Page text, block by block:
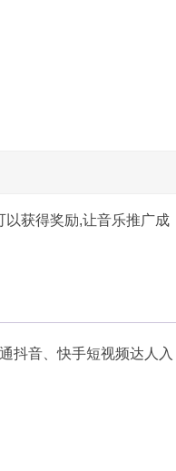
以获得奖励,让音乐推广成
抖音、快手短视频达人入